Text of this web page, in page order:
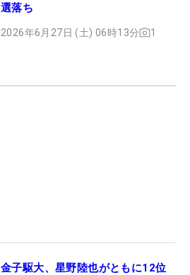
選落ち
2026年6月27日 (土) 06時13分 1
金子駆大、星野陸也がともに12位